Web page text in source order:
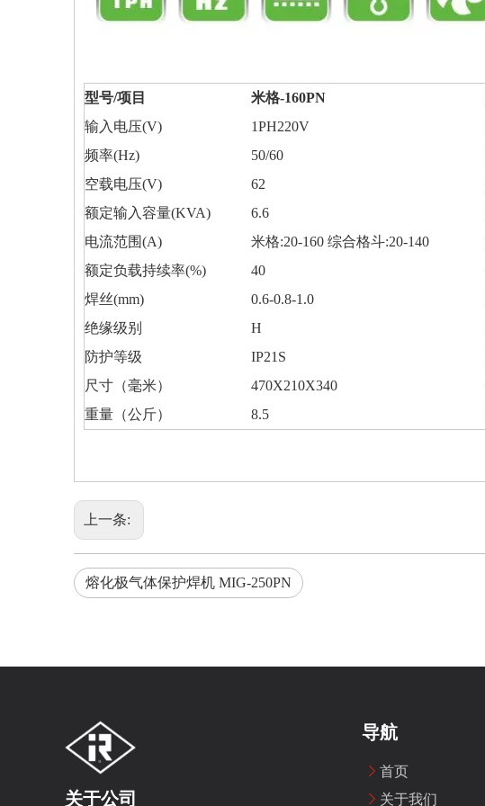
型号/项目 米格-160PN
输入电压(V)
1PH220V
频率(Hz)
50/60
空载电压(V)
62
额定输入容量(KVA)
6.6
电流范围(A)
米格:20-160 综合格斗:20-140
额定负载持续率(%)
40
焊丝(mm)
0.6-0.8-1.0
绝缘级别
H
防护等级
IP21S
尺寸（毫米）
470X210X340
重量（公斤）
8.5
上一条:
熔化极气体保护焊机 MIG-250PN
关于公司
导航
首页
关于我们